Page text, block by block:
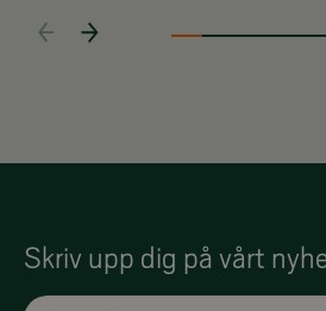
Skriv upp dig på vårt